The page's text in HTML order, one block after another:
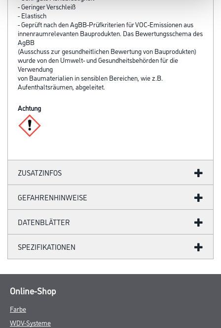
- Geringer Verschleiß
- Elastisch
- Geprüft nach den AgBB-Prüfkriterien für VOC-Emissionen aus
innenraumrelevanten Bauprodukten. Das Bewertungsschema des
AgBB
(Ausschuss zur gesundheitlichen Bewertung von Bauprodukten)
wurde von den Umwelt- und Gesund­heits­behörden für die
Verwendung
von Baumaterialien in sensiblen Bereichen, wie z.B.
Aufenthaltsräumen, abgeleitet.
Achtung
ZUSATZINFOS
GEFAHRENHINWEISE
DATENBLÄTTER
SPEZIFIKATIONEN
Online-Shop
Farbe
WDV-Systeme